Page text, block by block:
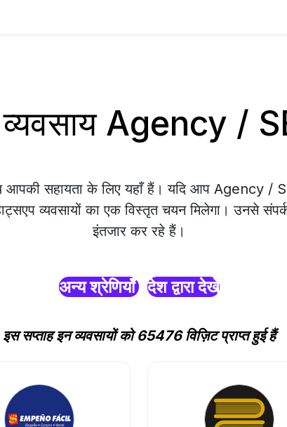
व्यवसाय Agency /
आपकी सहायता के लिए यहाँ हैं। यदि आप Agency
व्यवसायों का एक विस्तृत चयन मिलेगा। उनसे
इंतजार कर रहे हैं।
अन्य श्रेणियाँ देश द्वारा देखें
इस सप्ताह इन व्यवसायों को 65476 विज़िट प्राप्त हुई हैं